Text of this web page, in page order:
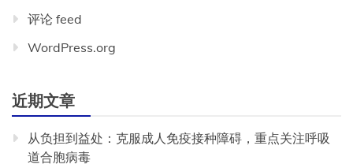
评论 feed
WordPress.org
近期文章
从负担到益处：克服成人免疫接种障碍，重点关注呼吸
道合胞病毒